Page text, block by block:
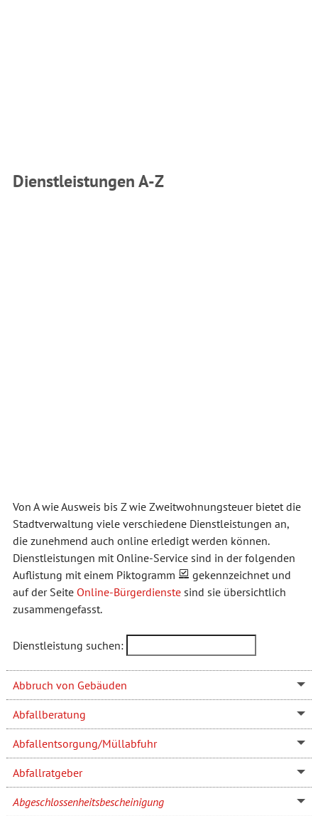
Dienstleistungen A-Z
Von A wie Ausweis bis Z wie Zweitwohnungsteuer bietet die
Stadtverwaltung viele verschiedene Dienstleistungen an,
die zunehmend auch online erledigt werden können.
Dienstleistungen mit Online-Service sind in der folgenden
Auflistung mit einem Piktogramm
gekennzeichnet und
auf der Seite Online-Bürgerdienstesind sie übersichtlich
zusammengefasst.
Dienstleistung suchen:
Abbruch von Gebäuden
Abfallberatung
Abfallentsorgung/Müllabfuhr
Abfallratgeber
Abgeschlossenheitsbescheinigung